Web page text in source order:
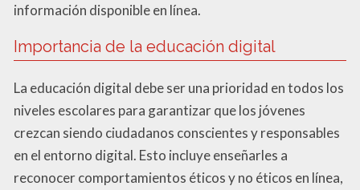
información disponible en línea.
Importancia de la educación digital
La educación digital debe ser una prioridad en todos los
niveles escolares para garantizar que los jóvenes
crezcan siendo ciudadanos conscientes y responsables
en el entorno digital. Esto incluye enseñarles a
reconocer comportamientos éticos y no éticos en línea,